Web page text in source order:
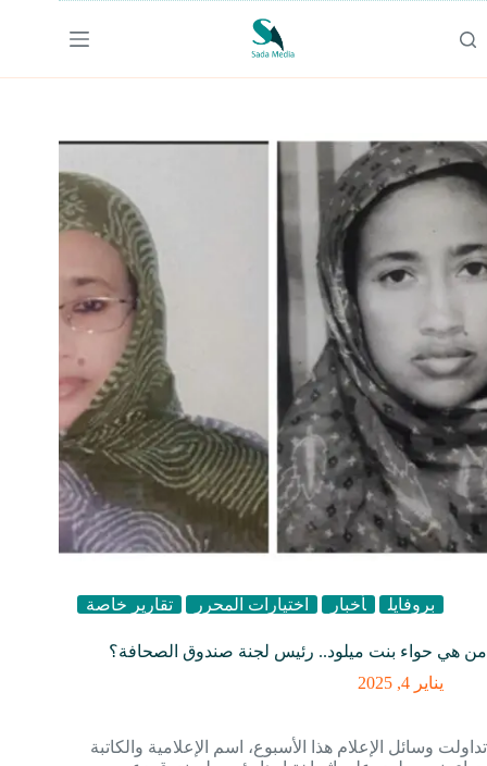
إلى
المحتوى
بروفايل أخبار اختيارات المحرر تقارير خاصة
من هي حواء بنت ميلود.. رئيس لجنة صندوق الصحافة؟
يناير 4, 2025
تداولت وسائل الإعلام هذا الأسبوع، اسم الإعلامية والكاتبة